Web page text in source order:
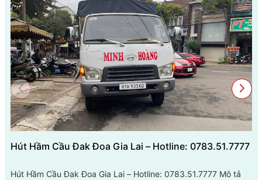
Hút Hầm Cầu Đak Đoa Gia Lai – Hotline: 0783.51.7777
Hút Hầm Cầu Đak Đoa Gia Lai – Hotline: 0783.51.7777 Mô tả